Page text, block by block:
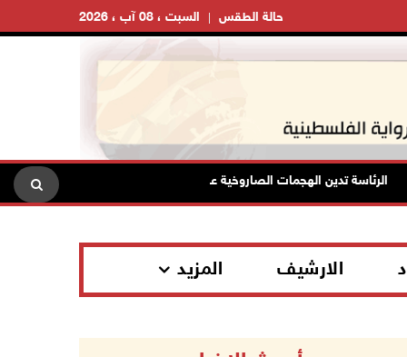
السبت ، 08 آب ، 2026 حالة الطقس
الرئاسة تدين الهجمات الصاروخية على المملكة العربية السعودية والجمهورية
الارشيف المزيد